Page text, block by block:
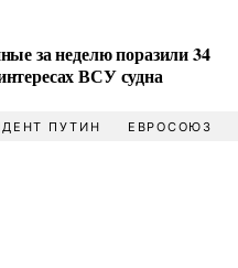
за неделю поразили 34
ВСУ судна
ПУТИН ЕВРОСОЮЗ